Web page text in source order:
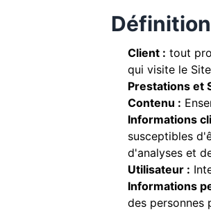
Client : tout
qui visite le
Prestations et
Contenu :
Informations
susceptibles
d'analyses et
Utilisateur :
Informations
des personnes